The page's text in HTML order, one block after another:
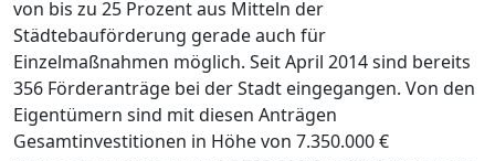
von bis zu 25 Prozent aus Mitteln der
Städtebauförderung gerade auch für
Einzelmaßnahmen möglich. Seit April 2014 sind bereits
356 Förderanträge bei der Stadt eingegangen. Von den
Eigentümern sind mit diesen Anträgen
Gesamtinvestitionen in Höhe von 7.350.000 €